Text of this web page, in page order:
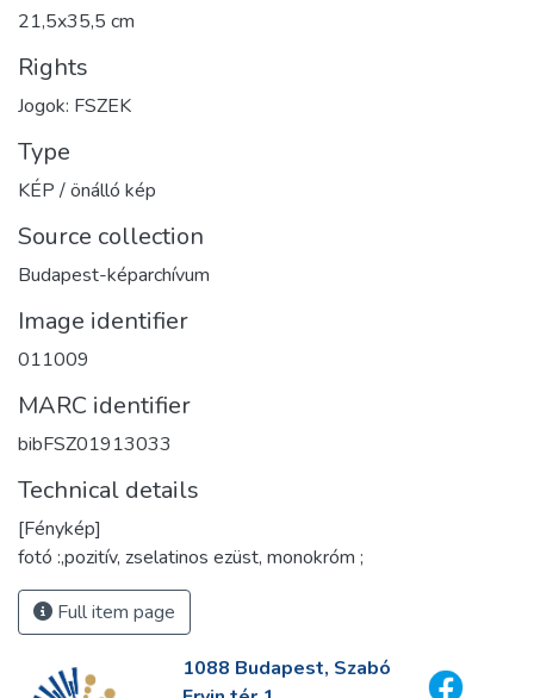
21,5x35,5 cm
Rights
Jogok: FSZEK
Type
KÉP / önálló kép
Source collection
Budapest-képarchívum
Image identifier
011009
MARC identifier
bibFSZ01913033
Technical details
[Fénykép]
fotó :,pozitív, zselatinos ezüst, monokróm ;
Full item page
1088 Budapest, Szabó